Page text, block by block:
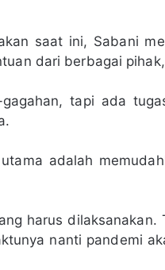
saat ini, Sabani
dari berbagai
tapi ada
adalah
harus dilaksanakan.
nanti pandemi